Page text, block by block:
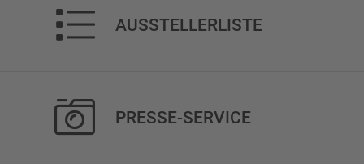
AUSSTELLERLISTE
PRESSE-SERVICE